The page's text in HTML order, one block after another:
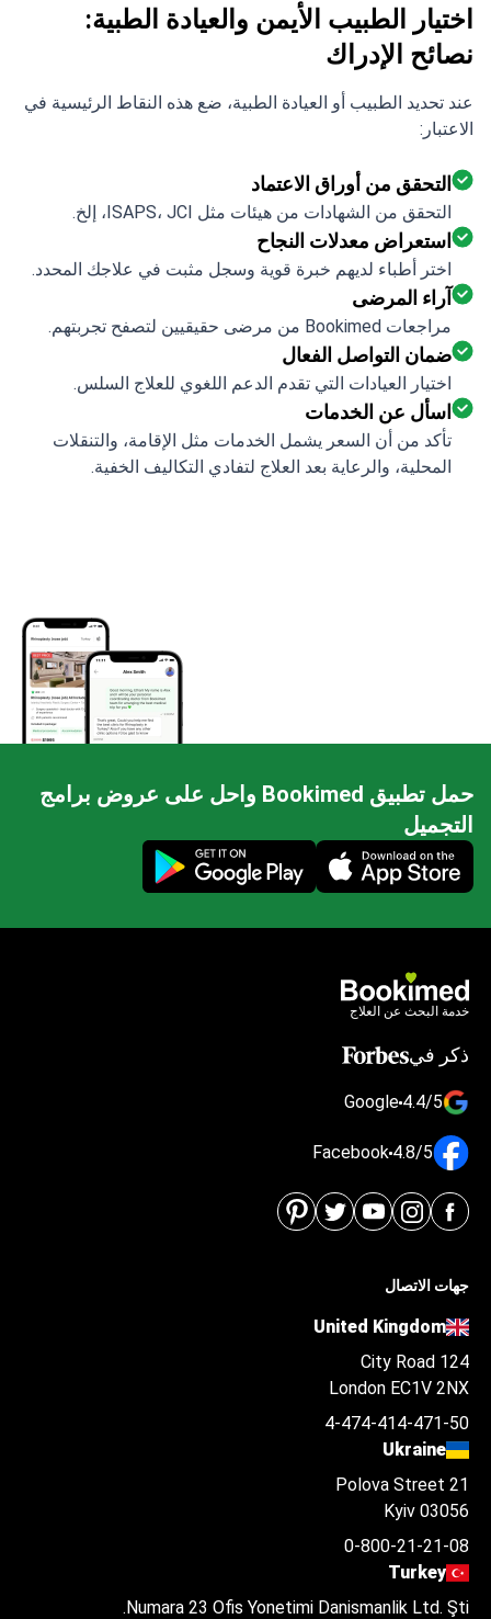
اختيار الطبيب الأيمن والعيادة الطبية:
نصائح الإدراك
عند تحديد الطبيب أو العيادة الطبية، ضع هذه النقاط الرئيسية في
الاعتبار:
التحقق من أوراق الاعتماد
التحقق من الشهادات من هيئات مثل ISAPS، JCI، إلخ.
استعراض معدلات النجاح
اختر أطباء لديهم خبرة قوية وسجل مثبت في علاجك المحدد.
آراء المرضى
مراجعات Bookimed من مرضى حقيقيين لتصفح تجربتهم.
ضمان التواصل الفعال
اختيار العيادات التي تقدم الدعم اللغوي للعلاج السلس.
اسأل عن الخدمات
تأكد من أن السعر يشمل الخدمات مثل الإقامة، والتنقلات
المحلية، والرعاية بعد العلاج لتفادي التكاليف الخفية.
حمل تطبيق Bookimed واحل على عروض برامج
التجميل
Mobile app illustration
خدمة البحث عن العلاج
ذكر في
4.4/5
Google
4.8/5
Facebook
جهات الاتصال
United Kingdom
124 City Road
London EC1V 2NX
4-474-414-471-50
Ukraine
Polova Street 21
Kyiv 03056
0-800-21-21-08
Turkey
Numara 23 Ofis Yonetimi Danismanlik Ltd. Şti.